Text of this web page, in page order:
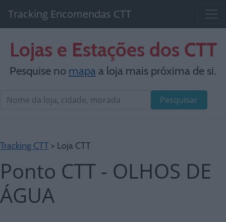
Tracking Encomendas CTT
Lojas e Estações dos CTT
Pesquise no mapaa loja mais próxima de si.
Pesquisar
Tracking CTT > Loja CTT
Ponto CTT - OLHOS DE
ÁGUA